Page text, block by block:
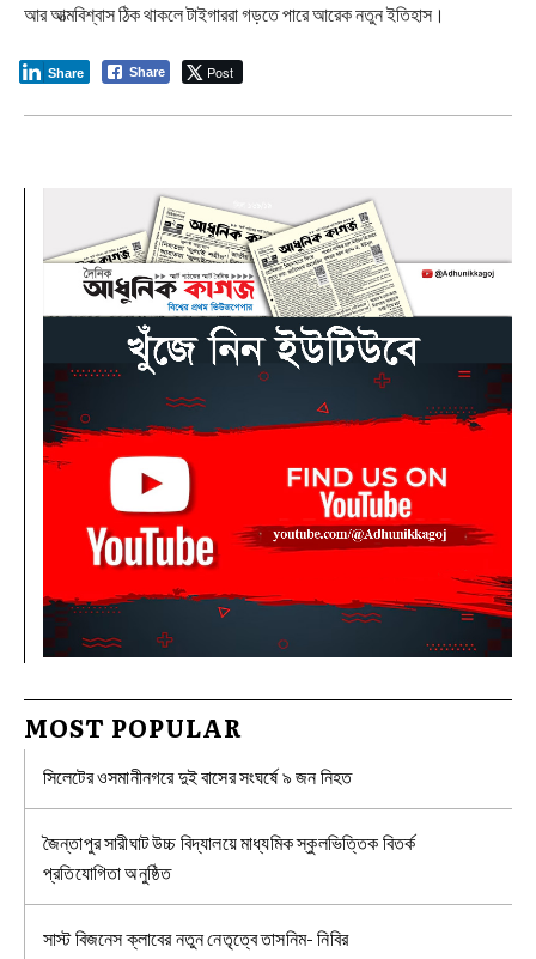
আর আত্মবিশ্বাস ঠিক থাকলে টাইগাররা গড়তে পারে আরেক নতুন ইতিহাস।
Share Post
Share
MOST POPULAR
সিলেটের ওসমানীনগরে দুই বাসের সংঘর্ষে ৯ জন নিহত
জৈন্তাপুর সারীঘাট উচ্চ বিদ্যালয়ে মাধ্যমিক স্কুলভিত্তিক বিতর্ক
প্রতিযোগিতা অনুষ্ঠিত
সাস্ট বিজনেস ক্লাবের নতুন নেতৃত্বে তাসনিম- নিবির